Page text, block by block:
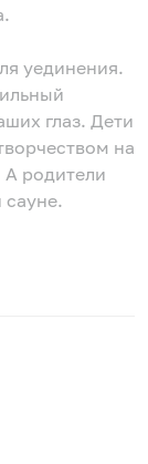
уединения.
глаз. Дети
на
родители
сауне.